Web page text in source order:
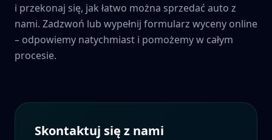
i przekonaj się, jak łatwo można sprzedać auto z
nami. Zadzwoń lub wypełnij formularz wyceny online
– odpowiemy natychmiast i pomożemy w całym
procesie.
Skontaktuj się z nami